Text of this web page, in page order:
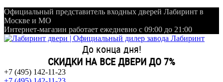
Официальный представитель входных дверей Лабиринт в
Москве и МО
Интернет-магазин работает ежедневно с 09:00 до 21:00
До конца дня!
СКИДКИ НА ВСЕ ДВЕРИ ДО 7%
+7 (495) 142-11-23